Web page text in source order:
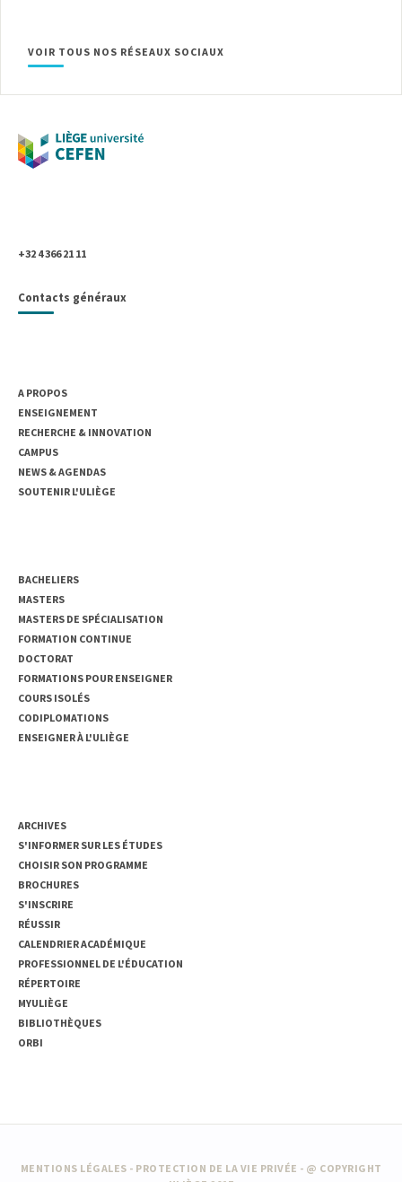
VOIR TOUS NOS RÉSEAUX SOCIAUX
+32 4 366 21 11
Contacts généraux
A PROPOS
ENSEIGNEMENT
RECHERCHE & INNOVATION
CAMPUS
NEWS & AGENDAS
SOUTENIR L'ULIÈGE
BACHELIERS
MASTERS
MASTERS DE SPÉCIALISATION
FORMATION CONTINUE
DOCTORAT
FORMATIONS POUR ENSEIGNER
COURS ISOLÉS
CODIPLOMATIONS
ENSEIGNER À L'ULIÈGE
ARCHIVES
S'INFORMER SUR LES ÉTUDES
CHOISIR SON PROGRAMME
BROCHURES
S'INSCRIRE
RÉUSSIR
CALENDRIER ACADÉMIQUE
PROFESSIONNEL DE L'ÉDUCATION
RÉPERTOIRE
MYULIÈGE
BIBLIOTHÈQUES
ORBI
MENTIONS LÉGALES - PROTECTION DE LA VIE PRIVÉE - @ COPYRIGHT